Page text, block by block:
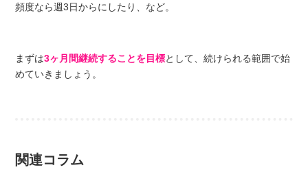
頻度なら週3日からにしたり、など。
まずは3ヶ月間継続することを目標として、続けられる範囲で始
めていきましょう。
関連コラム